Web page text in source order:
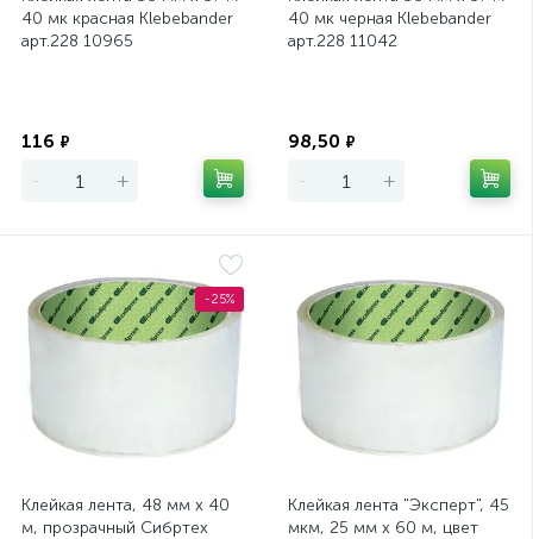
40 мк красная Klebebander
арт.228 10965
116 ₽
- +
40 мк черная Klebebander
арт.228 11042
98,50 ₽
- +
-25%
Клейкая лента, 48 мм х 40
м, прозрачный Сибртех
Клейкая лента "Эксперт", 45
мкм, 25 мм х 60 м, цвет